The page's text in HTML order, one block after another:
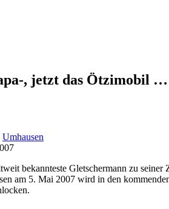
, jetzt das Ötzimobil …
Umhausen
bekannteste Gletschermann zu seiner
am 5. Mai 2007 wird in den